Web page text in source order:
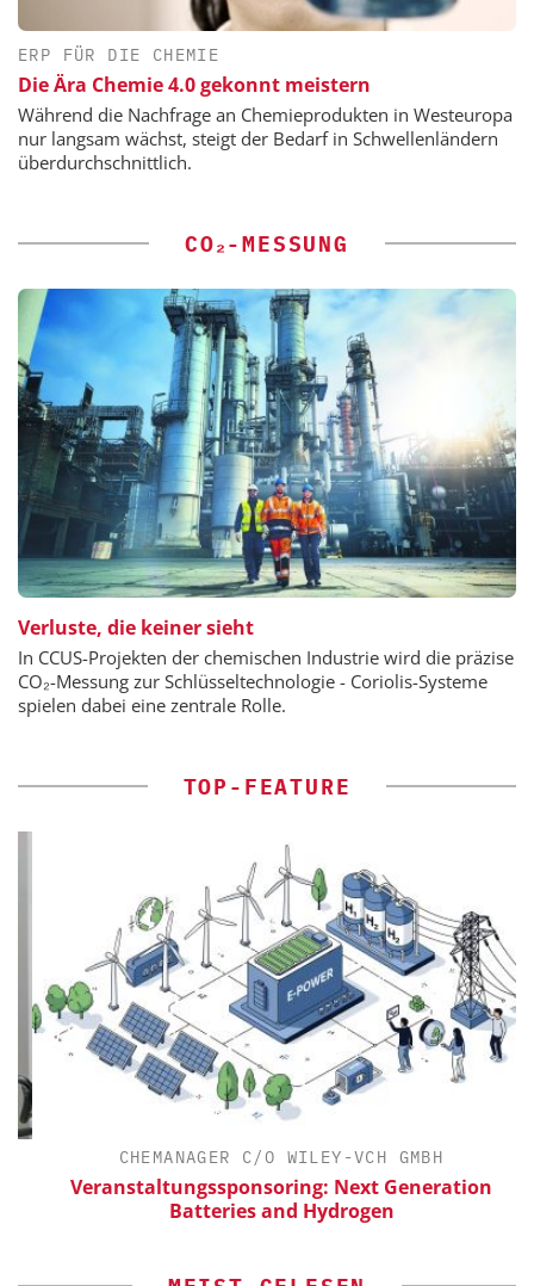
ERP FÜR DIE CHEMIE
Die Ära Chemie 4.0 gekonnt meistern
Während die Nachfrage an Chemieprodukten in Westeuropa
nur langsam wächst, steigt der Bedarf in Schwellenländern
überdurchschnittlich.
CO₂-MESSUNG
Verluste, die keiner sieht
In CCUS-Projekten der chemischen Industrie wird die präzise
CO₂-Messung zur Schlüsseltechnologie - Coriolis-Systeme
spielen dabei eine zentrale Rolle.
TOP-FEATURE
CHEMANAGER C/O WILEY-VCH GMBH
Veranstaltungssponsoring: Next Generation
Batteries and Hydrogen